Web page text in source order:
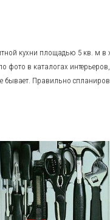
кухни площадью 5 кв. м в
фото в каталогах
бывает. Правильно